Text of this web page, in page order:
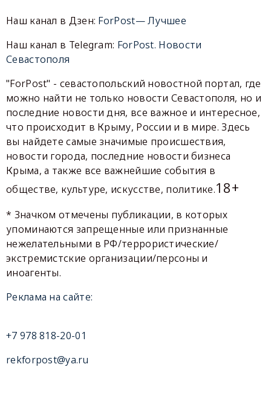
Наш канал в Дзен: ForPost— Лучшее
Наш канал в Telegram: ForPost. Новости
Севастополя
"ForPost" - севастопольский новостной портал, где
можно найти не только новости Севастополя, но и
последние новости дня, все важное и интересное,
что происходит в Крыму, России и в мире. Здесь
вы найдете самые значимые происшествия,
новости города, последние новости бизнеса
Крыма, а также все важнейшие события в
обществе, культуре, искусстве, политике.18+
* Значком отмечены публикации, в которых
упоминаются запрещенные или признанные
нежелательными в РФ/террористические/
экстремистские организации/персоны и
иноагенты.
Реклама на сайте:
+7 978 818-20-01
rekforpost@ya.ru